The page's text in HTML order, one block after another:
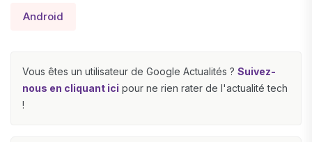
Android
Vous êtes un utilisateur de Google Actualités ? Suivez-
nous en cliquant ici pour ne rien rater de l'actualité tech
!